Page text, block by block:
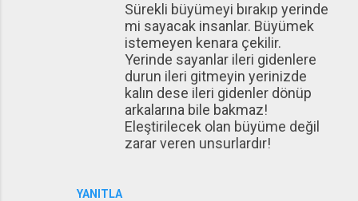
YANITLA
Sürekli büyümeyi bırakıp yerinde
mi sayacak insanlar. Büyümek
istemeyen kenara çekilir.
Yerinde sayanlar ileri gidenlere
durun ileri gitmeyin yerinizde
kalın dese ileri gidenler dönüp
arkalarına bile bakmaz!
Eleştirilecek olan büyüme değil
zarar veren unsurlardır!